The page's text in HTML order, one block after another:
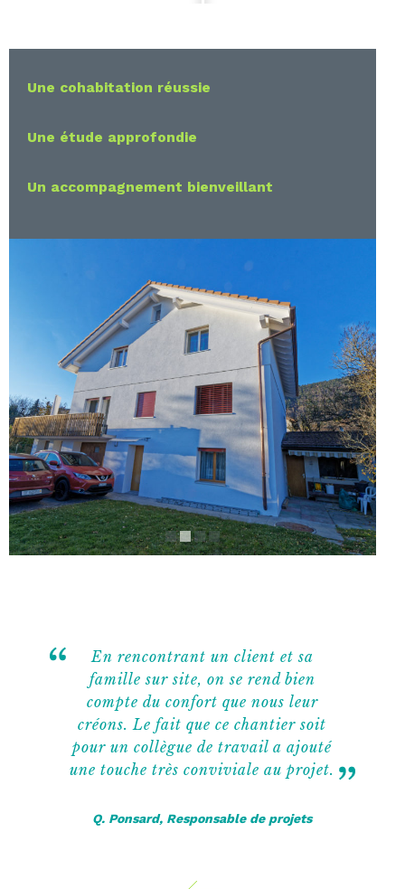
Une cohabitation réussie
Une étude approfondie
Un accompagnement bienveillant
En rencontrant un client et sa
famille sur site, on se rend bien
compte du confort que nous leur
créons. Le fait que ce chantier soit
pour un collègue de travail a ajouté
une touche très conviviale au projet.
Q. Ponsard, Responsable de projets